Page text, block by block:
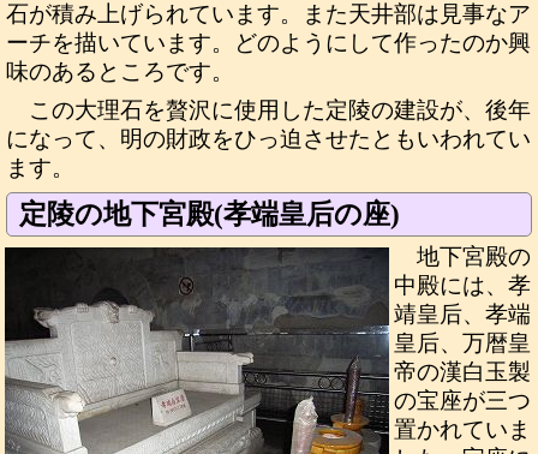
石が積み上げられています。また天井部は見事なア
ーチを描いています。どのようにして作ったのか興
味のあるところです。
この大理石を贅沢に使用した定陵の建設が、後年
になって、明の財政をひっ迫させたともいわれてい
ます。
定陵の地下宮殿(孝端皇后の座)
地下宮殿の
中殿には、孝
靖皇后、孝端
皇后、万暦皇
帝の漢白玉製
の宝座が三つ
置かれていま